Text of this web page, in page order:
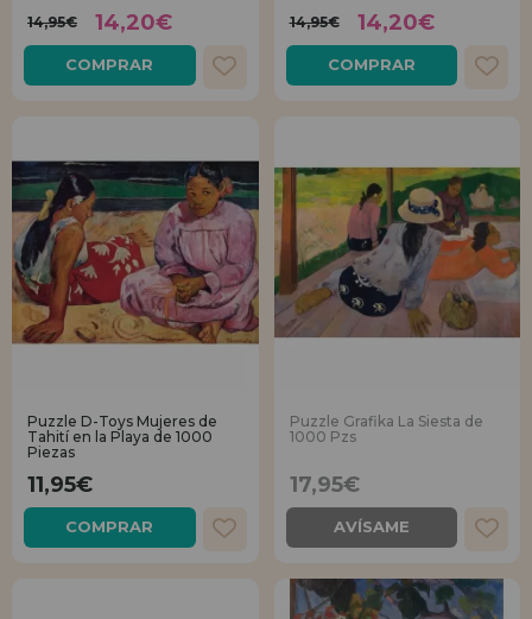
14,95€
14,20€
COMPRAR
14,95€
14,20€
COMPRAR
Puzzle D-Toys Mujeres de
Tahití en la Playa de 1000
Piezas
11,95€
COMPRAR
Puzzle Grafika La Siesta de
1000 Pzs
17,95€
AVÍSAME